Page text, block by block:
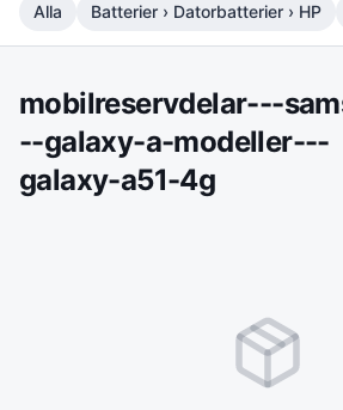
Alla Batterier › Datorbatterier › HP
mobilreservdelar---
--galaxy-a-modeller---
galaxy-a51-4g